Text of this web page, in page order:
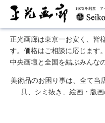
正光画廊は東京一お安く、皆
す。価格はご相談に応じます。
中央画壇と全国を結ぶみんな
美術品のお困り事は、全て当
具、シミ抜き、絵画・版